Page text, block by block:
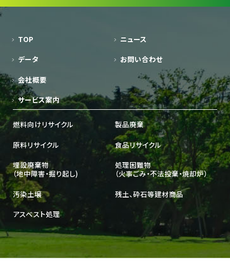
TOP
ニュース
データ
お問い合わせ
会社概要
サービス案内
燃料向けリサイクル
製品廃棄
原料リサイクル
食品リサイクル
埋設廃棄物
（地中障害・掘り起し)
処理困難物
（火事ごみ・不法投棄・焼却炉）
汚染土壌
残土、砕石等建材商品
アスベスト処理